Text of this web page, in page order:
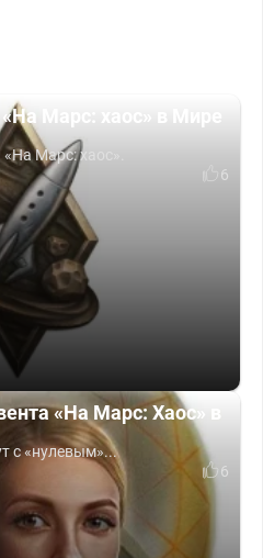
Марс: хаос» в Мире
Марс: хаос».
6
«На Марс: Хаос» в
с «нулевым»...
6